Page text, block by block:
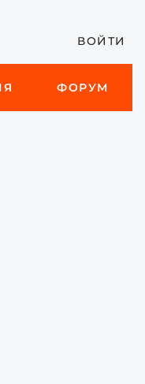
ВОЙТИ
ФОРУМ